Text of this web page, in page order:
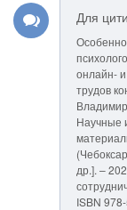
Для
онлайн-
трудов
Научные
др.]. –
ISBN